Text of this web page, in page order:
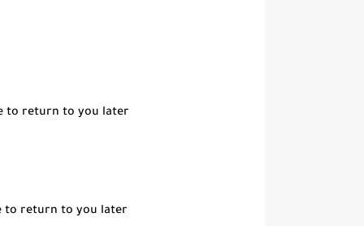
to return to you later
to return to you later